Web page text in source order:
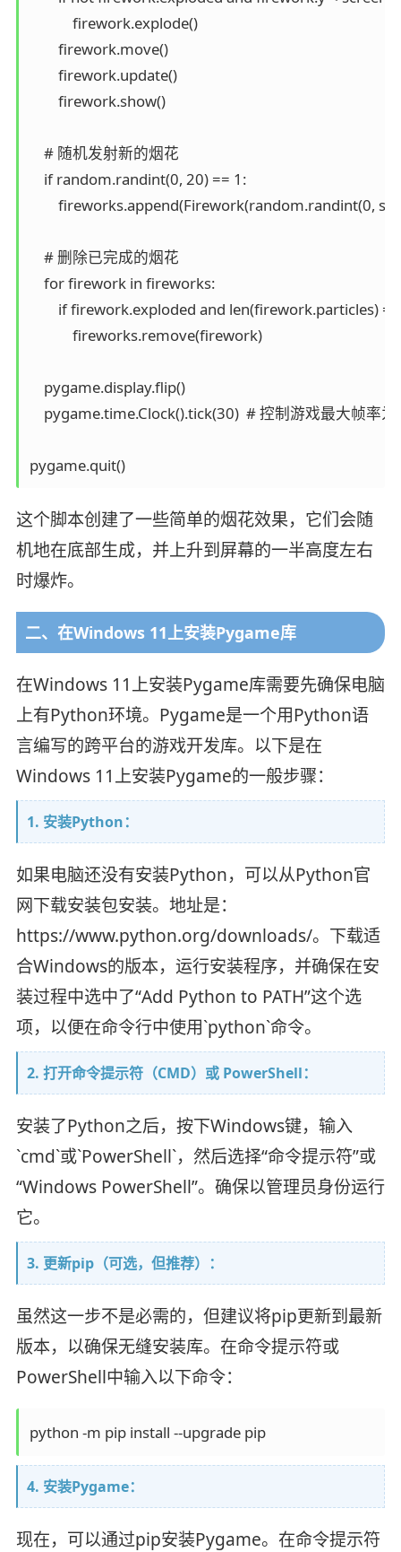
            firework.explode()
        firework.move()
        firework.update()
        firework.show()
    # 随机发射新的烟花
    if random.randint(0, 20) == 1:
fireworks.append(Firework(random.randint(0,
    # 删除已完成的烟花
    for firework in fireworks:
if firework.exploded and len(firework.particles)
            fireworks.remove(firework)
    pygame.display.flip()
pygame.time.Clock().tick(30)  # 控制游戏最大帧率
pygame.quit()
这个脚本创建了一些简单的烟花效果，它们会随
机地在底部生成，并上升到屏幕的一半高度左右
时爆炸。
二、在Windows 11上安装Pygame库
在Windows 11上安装Pygame库需要先确保电脑
上有Python环境。Pygame是一个用Python语
言编写的跨平台的游戏开发库。以下是在
Windows 11上安装Pygame的一般步骤：
1. 安装Python：
如果电脑还没有安装Python，可以从Python官
网下载安装包安装。地址是：
https://www.python.org/downloads/。下载适
合Windows的版本，运行安装程序，并确保在安
装过程中选中了“Add Python to PATH”这个选
项，以便在命令行中使用`python`命令。
2. 打开命令提示符（CMD）或 PowerShell：
安装了Python之后，按下Windows键，输入
`cmd`或`PowerShell`，然后选择“命令提示符”或
“Windows PowerShell”。确保以管理员身份运行
它。
3. 更新pip（可选，但推荐）：
虽然这一步不是必需的，但建议将pip更新到最新
版本，以确保无缝安装库。在命令提示符或
PowerShell中输入以下命令：
python -m pip install --upgrade pip
4. 安装Pygame：
现在，可以通过pip安装Pygame。在命令提示符